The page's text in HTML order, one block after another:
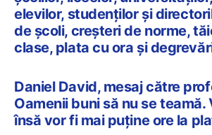
elevilor, studenților și
de școli, creșteri de norme,
clase, plata cu ora și
Daniel David, mesaj către
Oamenii buni să nu se teamă.
însă vor fi mai puține ore la